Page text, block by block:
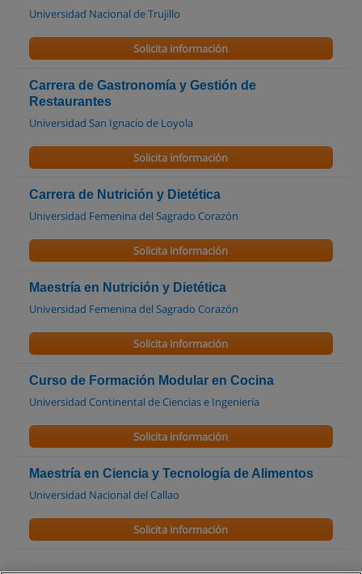
Universidad Nacional de Trujillo
Solicita información
Carrera de Gastronomía y Gestión de
Restaurantes
Universidad San Ignacio de Loyola
Solicita información
Carrera de Nutrición y Dietética
Universidad Femenina del Sagrado Corazón
Solicita información
Maestría en Nutrición y Dietética
Universidad Femenina del Sagrado Corazón
Solicita información
Curso de Formación Modular en Cocina
Universidad Continental de Ciencias e Ingeniería
Solicita información
Maestría en Ciencia y Tecnología de Alimentos
Universidad Nacional del Callao
Solicita información